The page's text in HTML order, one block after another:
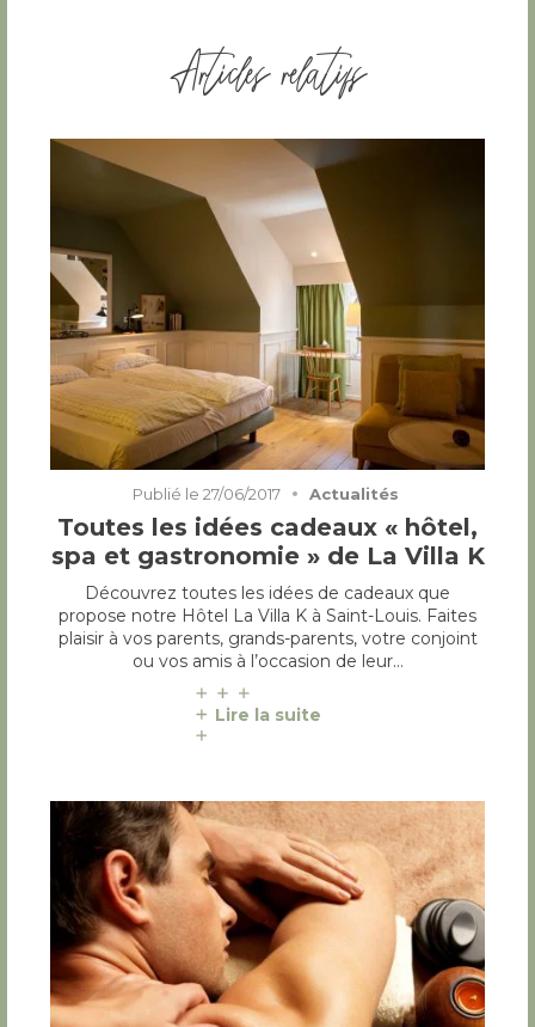
Articles relatifs
Publié le 27/06/2017 Actualités
Toutes les idées cadeaux « hôtel,
spa et gastronomie » de La Villa K
Découvrez toutes les idées de cadeaux que
propose notre Hôtel La Villa K à Saint-Louis. Faites
plaisir à vos parents, grands-parents, votre conjoint
ou vos amis à l’occasion de leur…
Lire la suite